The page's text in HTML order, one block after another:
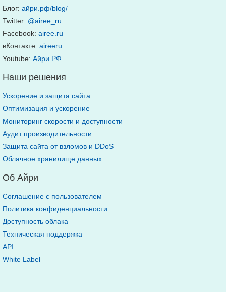
Блог: айри.рф/blog/
Twitter: @airee_ru
Facebook: airee.ru
вКонтакте: aireeru
Youtube: Айри РФ
Наши решения
Ускорение и защита сайта
Оптимизация и ускорение
Мониторинг скорости и доступности
Аудит производительности
Защита сайта от взломов и DDoS
Облачное хранилище данных
Об Айри
Соглашение с пользователем
Политика конфиденциальности
Доступность облака
Техническая поддержка
API
White Label